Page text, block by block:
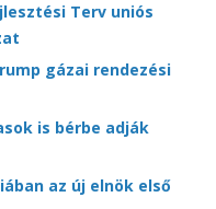
Terv uniós
gázai rendezési
is bérbe adják
az új elnök első